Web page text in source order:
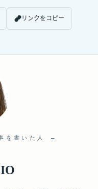
リンクをコピー
書いた人 —